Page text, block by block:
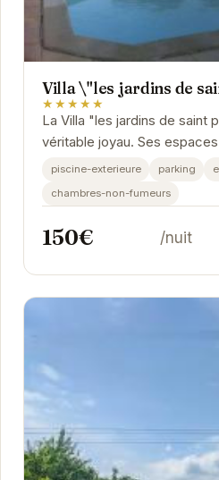
Villa \"les jardins de
★★★★★
La Villa "les jardins de saint
véritable joyau. Ses
lumineux s'ouvrent sur un
piscine-exterieure parking
chambres-non-fumeurs
150€ /nuit